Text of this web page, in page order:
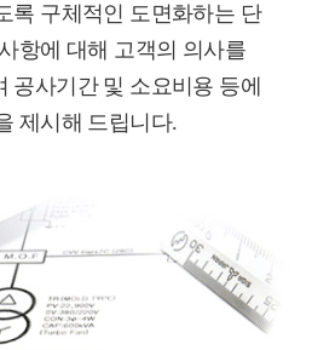
록 구체적인 도면화하는 단
항에 대해 고객의 의사를
공사기간 및 소요비용 등에
제시해 드립니다.